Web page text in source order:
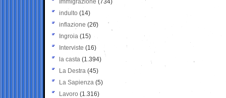
Immigrazione (734)
indulto (14)
inflazione (26)
Ingroia (15)
Interviste (16)
la casta (1.394)
La Destra (45)
La Sapienza (5)
Lavoro (1.316)